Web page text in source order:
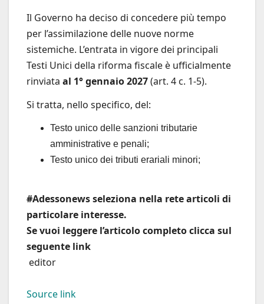
Il Governo ha deciso di concedere più tempo
per l’assimilazione delle nuove norme
sistemiche. L’entrata in vigore dei principali
Testi Unici della riforma fiscale è ufficialmente
rinviata al 1° gennaio 2027(art. 4 c. 1-5).
Si tratta, nello specifico, del:
Testo unico delle sanzioni tributarie
amministrative e penali;
Testo unico dei tributi erariali minori;
#Adessonews seleziona nella rete articoli di
particolare interesse.
Se vuoi leggere l’articolo completo clicca sul
seguente link
editor
Source link